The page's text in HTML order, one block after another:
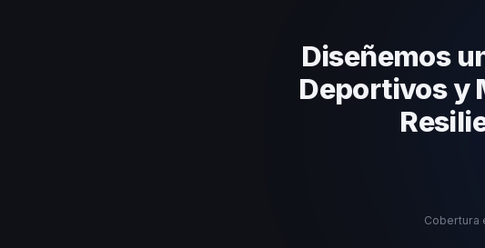
Diseñemos
Deportivos y
Cobertura